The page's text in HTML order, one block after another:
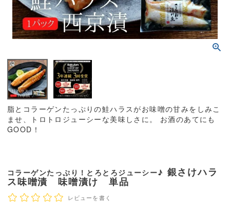
脂とコラーゲンたっぷりの鮭ハラスがお味噌の甘みをしみこ
ませ、トロトロジューシーな美味しさに。 お酒のあてにも
GOOD！
コラーゲンたっぷり！とろとろジューシー♪ 銀さけハラ
ス味噌漬 味噌漬け 単品
レビューを書く